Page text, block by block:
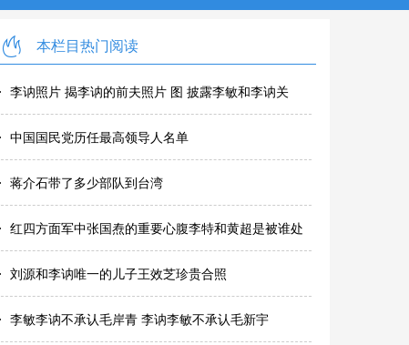
本栏目热门阅读
李讷照片 揭李讷的前夫照片 图 披露李敏和李讷关
系，李讷丈夫徐..
中国国民党历任最高领导人名单
蒋介石带了多少部队到台湾
红四方面军中张国焘的重要心腹李特和黄超是被谁处
决的？
刘源和李讷唯一的儿子王效芝珍贵合照
李敏李讷不承认毛岸青 李讷李敏不承认毛新宇